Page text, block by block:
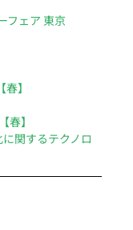
フェア 東京
】
春】
関するテクノロ